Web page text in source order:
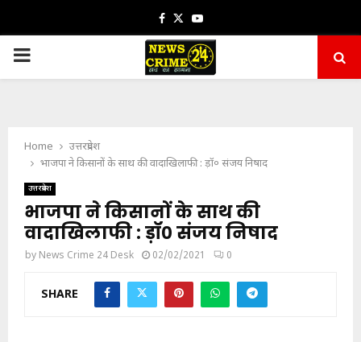
Facebook
TwitterYoutube
PRIMARY
Home
उत्तरप्रदेश
भाजपा ने किसानों के साथ की वादाखिलाफी : ड़ॉ० संजय निषाद
उत्तरप्रदेश
भाजपा ने किसानों के साथ की
वादाखिलाफी : ड़ॉ० संजय निषाद
by News Crime 24 Desk 02/02/2021 0
SHARE